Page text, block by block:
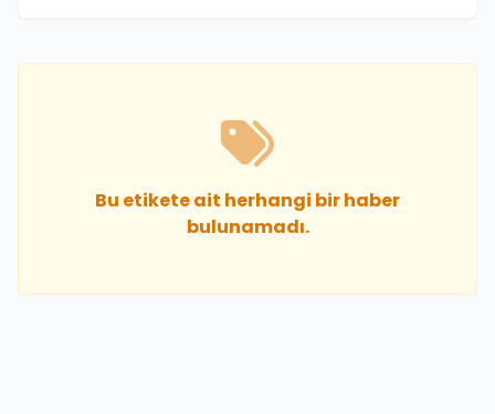
Bu etikete ait herhangi bir haber
bulunamadı.